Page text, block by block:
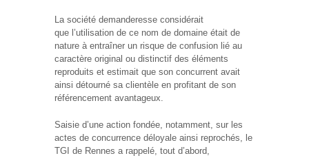
La société demanderesse considérait
que l’utilisation de ce nom de domaine était de
nature à entraîner un risque de confusion lié au
caractère original ou distinctif des éléments
reproduits et estimait que son concurrent avait
ainsi détourné sa clientèle en profitant de son
référencement avantageux.
Saisie d’une action fondée, notamment, sur les
actes de concurrence déloyale ainsi reprochés, le
TGI de Rennes a rappelé, tout d’abord,